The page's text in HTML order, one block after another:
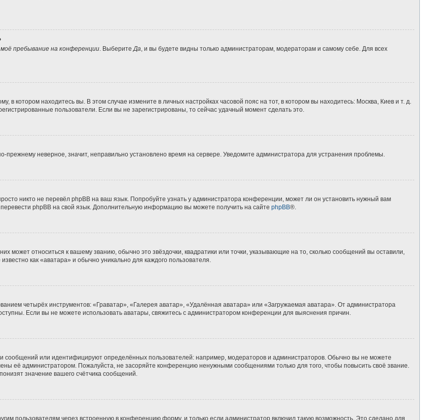
пребывание на конференции. ВыберитеДа, и вы будете видны только администраторам, модераторам и самому себе. Для всех
в котором находитесь вы. В этом случае измените в личных настройках часовой пояс на тот, в котором вы находитесь: Москва, Киев и т. д.
пользователи. Если вы не зарегистрированы, то сейчас удачный момент сделать это.
прежнему неверное, значит, неправильно установлено время на сервере. Уведомите администратора для устранения проблемы.
никто не перевёл phpBB на ваш язык. Попробуйте узнать у администратора конференции, может ли он установить нужный вам
phpBB на свой язык. Дополнительную информацию вы можете получить на сайте phpBB®.
может относиться к вашему званию, обычно это звёздочки, квадратики или точки, указывающие на то, сколько сообщений вы оставили,
как «аватара» и обычно уникально для каждого пользователя.
четырёх инструментов: «Граватар», «Галерея аватар», «Удалённая аватара» или «Загружаемая аватара». От администратора
Если вы не можете использовать аватары, свяжитесь с администратором конференции для выяснения причин.
или идентифицируют определённых пользователей: например, модераторов и администраторов. Обычно вы не можете
её администратором. Пожалуйста, не засоряйте конференцию ненужными сообщениями только для того, чтобы повысить своё звание.
значение вашего счётчика сообщений.
пользователям через встроенную в конференцию форму, и только если администратор включил такую возможность. Это сделано для